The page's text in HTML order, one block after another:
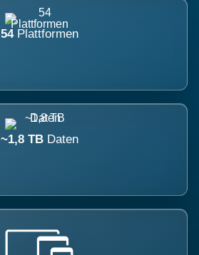
54 Plattformen
~1,8 TB Daten